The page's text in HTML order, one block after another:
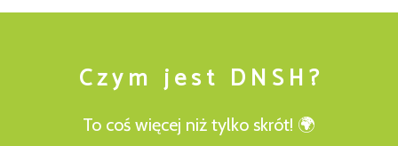
C z y m j e s t D N S H ?
To coś więcej niż tylko skrót! 🌍